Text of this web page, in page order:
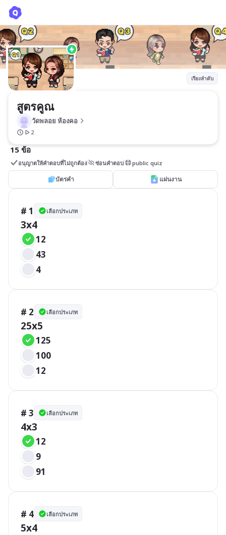
เรียงลำดับ
สูตรคูณ
วัดพลอย ห้องคอ
2
15 ข้อ
อนุญาตให้คำตอบที่ไม่ถูกต้อง ซ่อนคำตอบ public quiz
บัตรคำ แผ่นงาน
# 1 เลือกประเภท
3x4
12
43
4
# 2 เลือกประเภท
25x5
125
100
12
# 3 เลือกประเภท
4x3
12
9
91
# 4 เลือกประเภท
5x4